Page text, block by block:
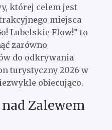
której celem jest
miejsca
Lubelskie Flow!” to
zarówno
do odkrywania
turystyczny 2026 w
obiecująco.
Zalewem